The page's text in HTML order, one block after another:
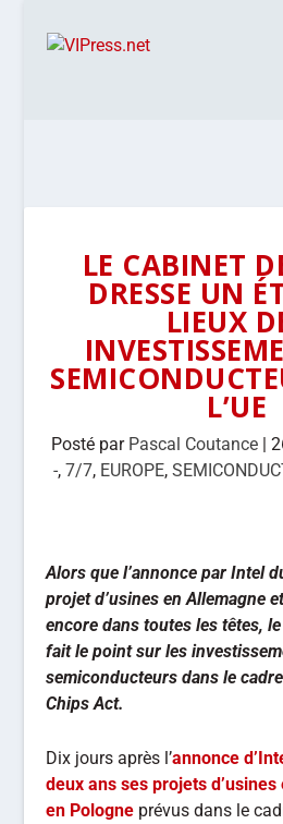
LE CABINET
DRESSE UN
LIEUX
L’UE
Posté par Pascal Coutance |
-,7/7, EUROPE,
Alors que l’annonce par Intel
projet d’usines en Allemagne
encore dans toutes les têtes,
fait le point sur les
semiconducteurs dans le
Chips Act.
Dix jours après l’annonce
deux ans ses projets
en Pologne prévus dans le